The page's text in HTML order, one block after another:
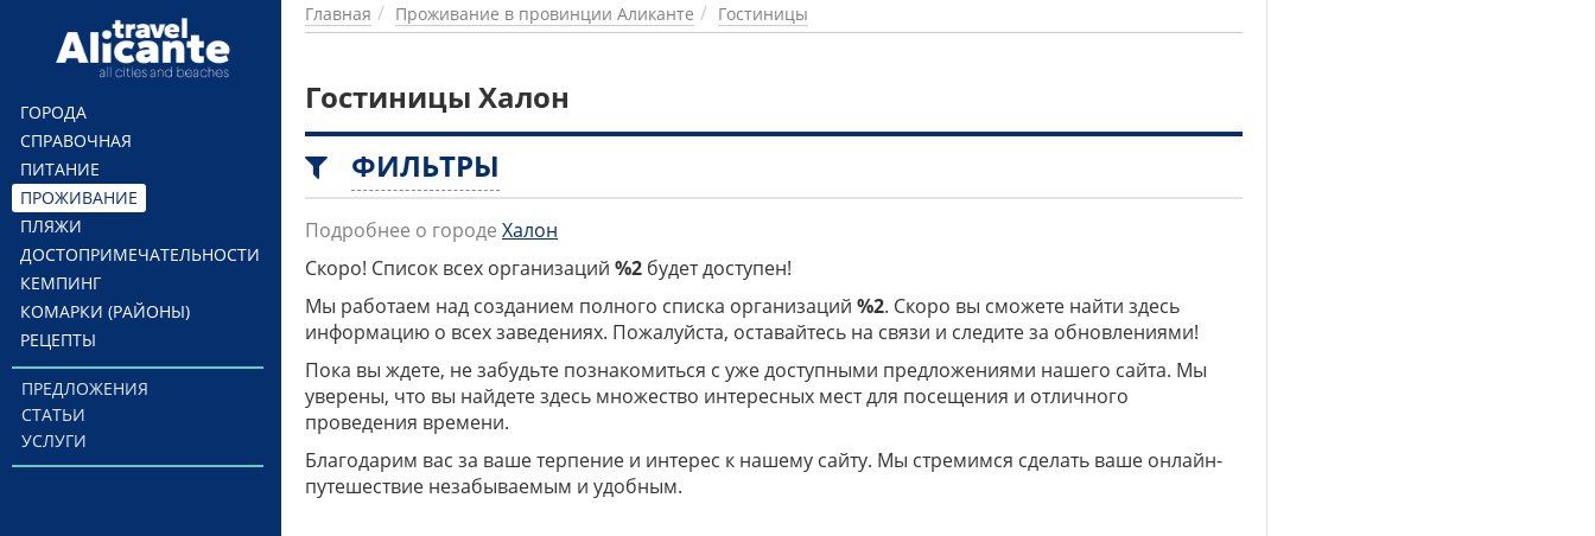
Перейти к основному содержанию
ГОРОДА
СПРАВОЧНАЯ
ПИТАНИЕ
ПРОЖИВАНИЕ
ПЛЯЖИ
ДОСТОПРИМЕЧАТЕЛЬНОСТИ
КЕМПИНГ
КОМАРКИ (РАЙОНЫ)
РЕЦЕПТЫ
ПРЕДЛОЖЕНИЯ
СТАТЬИ
УСЛУГИ
Главная Проживание в провинции Аликанте Гостиницы
Гостиницы Халон
ФИЛЬТРЫ
Подробнее о городе Халон
Скоро! Список всех организаций %2 будет доступен!
Мы работаем над созданием полного списка организаций %2. Скоро вы сможете найти здесь
информацию о всех заведениях. Пожалуйста, оставайтесь на связи и следите за обновлениями!
Пока вы ждете, не забудьте познакомиться с уже доступными предложениями нашего сайта. Мы
уверены, что вы найдете здесь множество интересных мест для посещения и отличного
проведения времени.
Благодарим вас за ваше терпение и интерес к нашему сайту. Мы стремимся сделать ваше онлайн-
путешествие незабываемым и удобным.